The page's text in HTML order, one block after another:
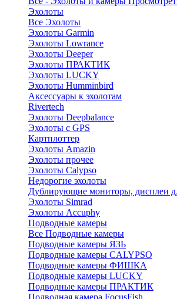
Эхолоты
Все Эхолоты
Эхолоты Garmin
Эхолоты Lowrance
Эхолоты Deeper
Эхолоты ПРАКТИК
Эхолоты LUCKY
Эхолоты Humminbird
Аксессуары к эхолотам
Rivertech
Эхолоты Deepbalance
Эхолоты с GPS
Картплоттер
Эхолоты Amazin
Эхолоты прочее
Эхолоты Calypso
Недорогие эхолоты
Дублирующие мониторы, дисплеи
Эхолоты Simrad
Эхолоты Accuphy
Подводные камеры
Все Подводные камеры
Подводные камеры ЯЗЬ
Подводные камеры CALYPSO
Подводные камеры ФИШКА
Подводные камеры LUCKY
Подводные камеры ПРАКТИК
Подводная камера FocusFish